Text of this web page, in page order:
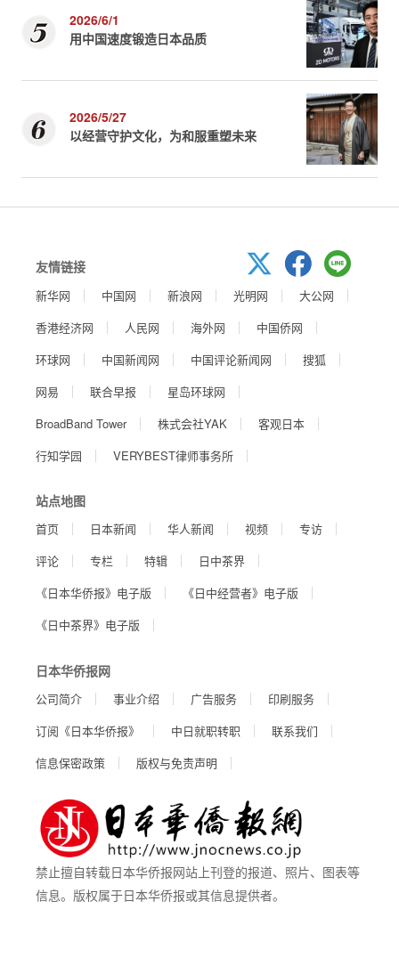
2026/6/1
用中国速度锻造日本品质
2026/5/27
以经营守护文化，为和服重塑未来
友情链接
新华网 中国网 新浪网 光明网
大公网
香港经济网
人民网 海外网
中国侨网
环球网
中国新闻网 中国评论新闻网
搜狐
网易
联合早报
星岛环球网
BroadBand Tower
株式会社YAK
客观日本
行知学园
VERYBEST律师事务所
站点地图
首页 日本新闻 华人新闻 视频
专访
评论
专栏 特辑
日中茶界
《日本华侨报》电子版
《日中经营者》电子版
《日中茶界》电子版
日本华侨报网
公司简介 事业介绍 广告服务
印刷服务
订阅《日本华侨报》
中日就职转职
联系我们
信息保密政策
版权与免责声明
禁止擅自转载日本华侨报网站上刊登的报道、照片、图表等
信息。版权属于日本华侨报或其信息提供者。